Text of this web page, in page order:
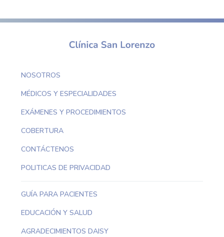
NOSOTROS
MÉDICOS Y ESPECIALIDADES
EXÁMENES Y PROCEDIMIENTOS
COBERTURA
CONTÁCTENOS
POLITICAS DE PRIVACIDAD
GUÍA PARA PACIENTES
EDUCACIÓN Y SALUD
AGRADECIMIENTOS DAISY